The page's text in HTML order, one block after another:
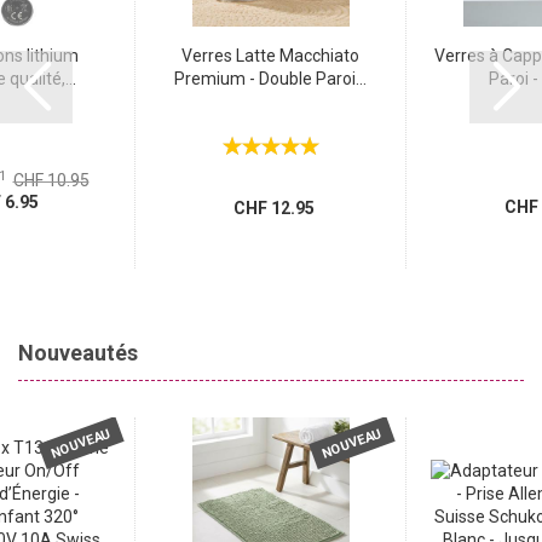
lithium
qualité,...
CHF 10.95
Verres Latte Macchiato
Premium - Double Paroi...
CHF 12.95
Verres à
Paroi -
Nouveautés
NOUVEAU NOUVEAU